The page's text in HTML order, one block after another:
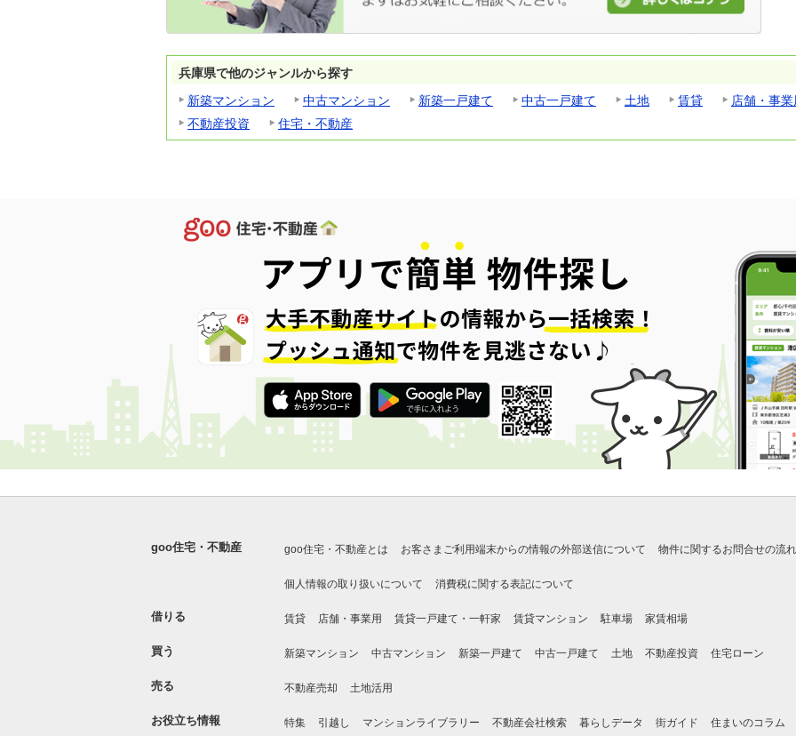
兵庫県で他のジャンルから探す
新築マンション
中古マンション 新築一戸建て 中古一戸建て 土地 賃貸
店舗・事業
不動産投資
住宅・不動産
goo住宅・不動産 goo住宅・不動産とは お客さまご利用端末からの情報の外部送信について 物件に関するお問合せの流れ
個人情報の取り扱いについて 消費税に関する表記について
借りる 賃貸 店舗・事業用 賃貸一戸建て・一軒家 賃貸マンション 駐車場 家賃相場
買う 新築マンション 中古マンション 新築一戸建て 中古一戸建て 土地 不動産投資 住宅ローン
売る 不動産売却 土地活用
お役立ち情報 特集 引越し マンションライブラリー 不動産会社検索 暮らしデータ 街ガイド 住まいのコラム